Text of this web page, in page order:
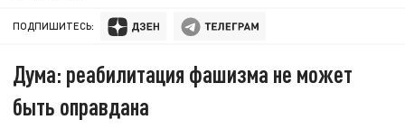
ПОДПИШИТЕСЬ:
Дума: реабилитация фашизма не может
быть оправдана